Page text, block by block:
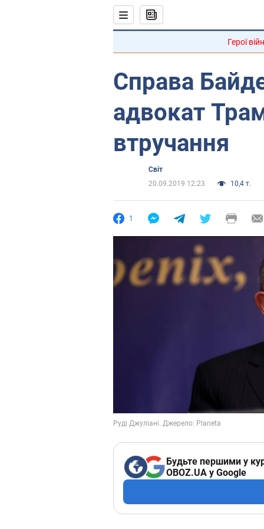
Герої
Справа
адвокат
втручання
Світ
20.09.2019 12:23
10,4 т.
1
Будьте першими у
OBOZ.UA у Google